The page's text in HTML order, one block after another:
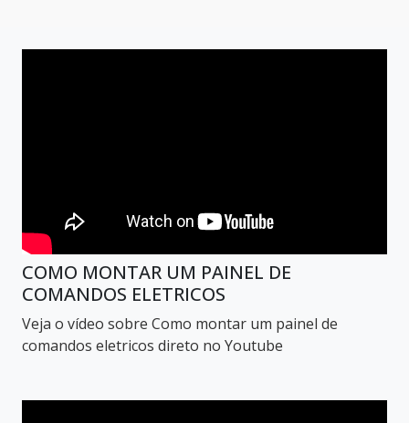
COMO MONTAR UM PAINEL DE
COMANDOS ELETRICOS
Veja o vídeo sobre Como montar um painel de
comandos eletricos direto no Youtube